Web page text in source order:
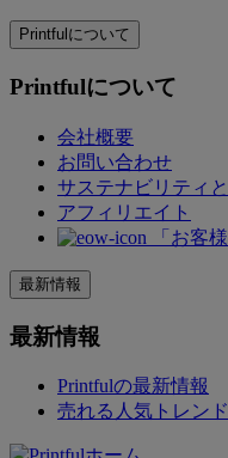
Printfulについて
Printfulについて
会社概要
お問い合わせ
サステナビリティ
アフィリエイト
「お客
最新情報
最新情報
Printfulの最新情報
売れる人気トレン